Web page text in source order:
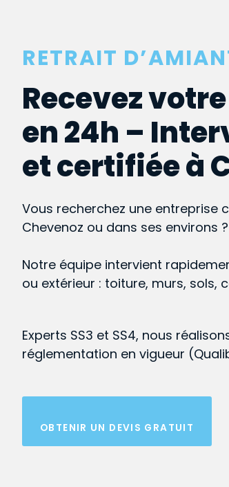
RETRAIT
Recevez
en 24h –
et certifiée à
Vous recherchez une entreprise
Chevenoz ou dans ses environs ?
Notre équipe intervient
ou extérieur : toiture, murs, sols,
Experts SS3 et SS4, nous
réglementation en vigueur
OBTENIR UN DEVIS GRATUIT